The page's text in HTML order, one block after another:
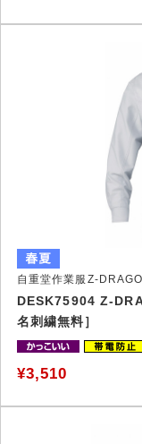
DESK75904 Z-
名刺繍無料］
¥3,510